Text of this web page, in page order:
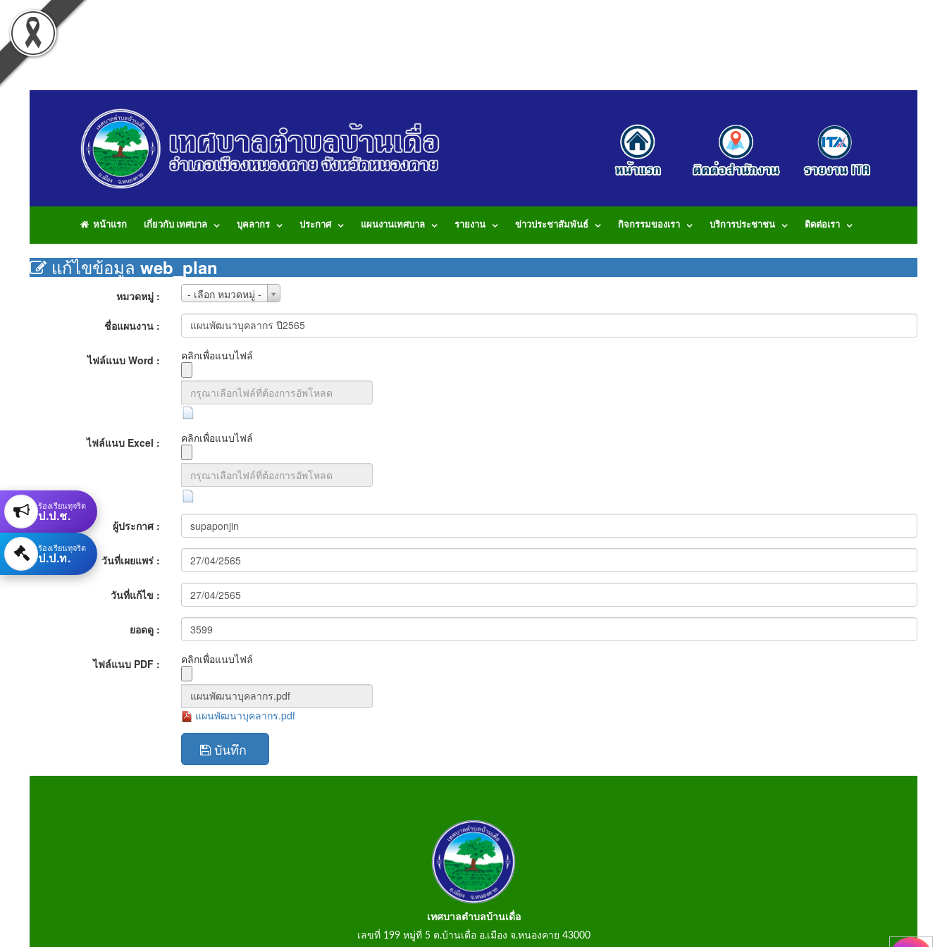
หน้าแรก เกี่ยวกับ เทศบาล บุคลากร ประกาศ แผนงานเทศบาล รายงาน ข่าวประชาสัมพันธ์ กิจกรรมของเรา บริการประชาชน ติดต่อเรา
แก้ไขข้อมูล web_plan
หมวดหมู่ : - เลือก หมวดหมู่ -
หมวด
หมู่
:
ชื่อแผนงาน :
ไฟล์แนบ Word : คลิกเพื่อแนบไฟล์
ไฟล์แนบ Excel : คลิกเพื่อแนบไฟล์
ผู้ประกาศ :
วันที่เผยแพร่ :
วันที่แก้ไข :
ยอดดู :
ไฟล์แนบ PDF : คลิกเพื่อแนบไฟล์
แผนพัฒนาบุคลากร.pdf
บันทึก
เทศบาลตำบลบ้านเดื่อ
เลขที่ 199 หมู่ที่ 5 ต.บ้านเดื่อ อ.เมือง จ.หนองคาย 43000
ร้องเรียนทุจริต
ป.ป.ช.
ร้องเรียนทุจริต
ป.ป.ท.